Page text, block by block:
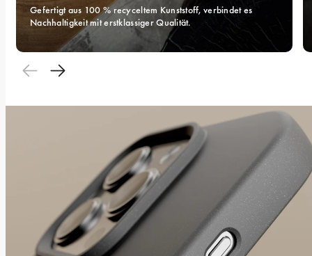
Gefertigt aus 100 % recyceltem Kunststoff, verbindet es
Nachhaltigkeit mit erstklassiger Qualität.